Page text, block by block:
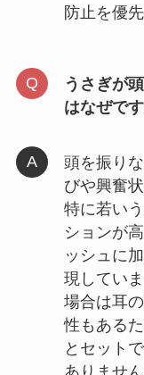
防止を優
うさぎが
はなぜで
頭を振り
びや興奮
特に若い
ションが
ッシュに
現してい
場合は耳
性もある
とセット
ありませ